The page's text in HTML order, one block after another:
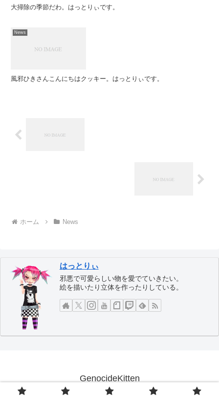
大掃除の季節だわ。はっとりぃです。
News
風邪ひきさんこんにちはクッキー。はっとりぃです。
ホーム News
はっとりぃ
邪悪で可愛らしい物を愛でていきたい。
絵を描いたり立体を作ったりしている。
GenocideKitten
© 2005 GenocideKitten.